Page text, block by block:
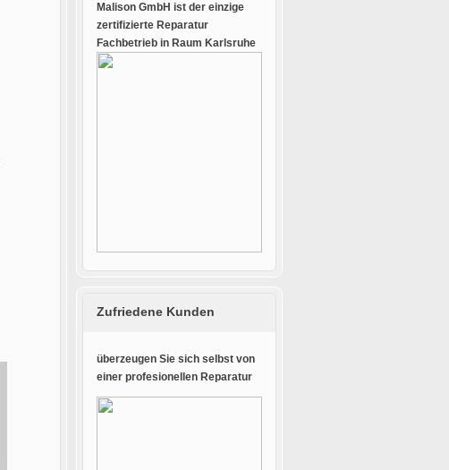
Malison GmbH ist der einzige
zertifizierte Reparatur
Fachbetrieb in Raum Karlsruhe
Zufriedene Kunden
überzeugen Sie sich selbst von
einer profesionellen Reparatur